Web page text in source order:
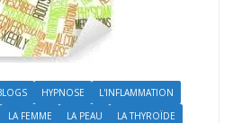
HYPNOSE
L'INFLAMMATION
LA FEMME LA PEAU
LA THYROÏDE